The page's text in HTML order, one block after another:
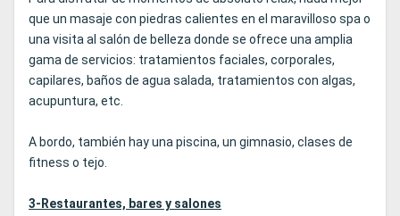
que un masaje con piedras calientes en el maravilloso spa o
una visita al salón de belleza donde se ofrece una amplia
gama de servicios: tratamientos faciales, corporales,
capilares, baños de agua salada, tratamientos con algas,
acupuntura, etc.
A bordo, también hay una piscina, un gimnasio, clases de
fitness o tejo.
3-Restaurantes, bares y salones